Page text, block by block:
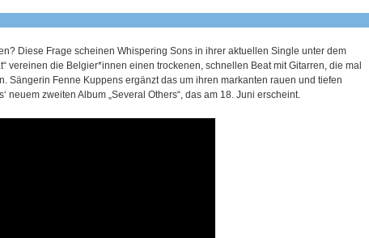
Diese Frage scheinen Whispering Sons in ihrer aktuellen Single unter dem
vereinen die Belgier*innen einen trockenen, schnellen Beat mit Gitarren, die mal
Sängerin Fenne Kuppens ergänzt das um ihren markanten rauen und tiefen
neuem zweiten Album „Several Others“, das am 18. Juni erscheint.